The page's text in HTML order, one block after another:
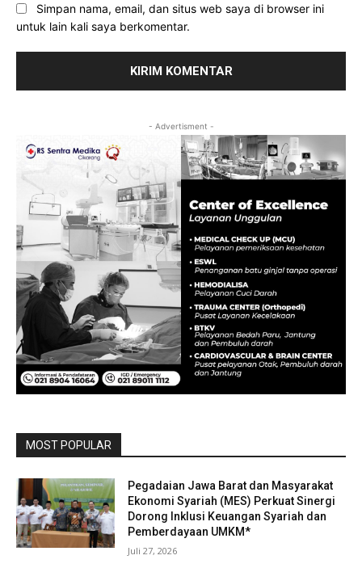
Simpan nama, email, dan situs web saya di browser ini
untuk lain kali saya berkomentar.
- Advertisment -
MOST POPULAR
Pegadaian Jawa Barat dan Masyarakat
Ekonomi Syariah (MES) Perkuat Sinergi
Dorong Inklusi Keuangan Syariah dan
Pemberdayaan UMKM*
Juli 27, 2026